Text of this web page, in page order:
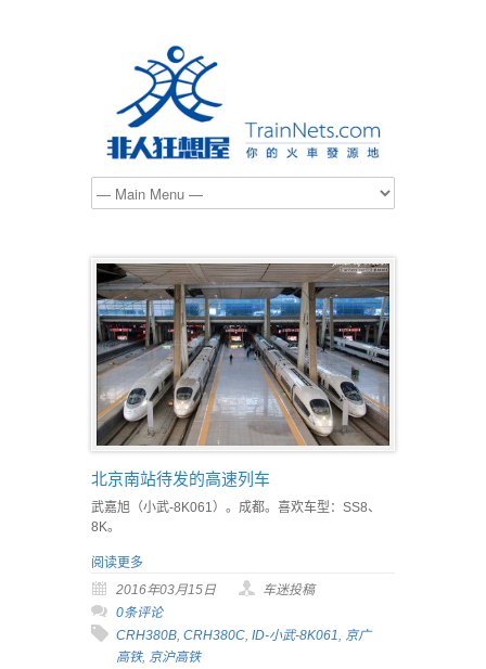
北京南站待发的高速列车
武嘉旭（小武-8K061）。成都。喜欢车型：SS8、
8K。
阅读更多
2016年03月15日
车迷投稿
0条评论
CRH380B, CRH380C, ID-小武-8K061, 京广
高铁, 京沪高铁